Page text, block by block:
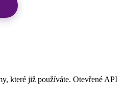
které již používáte. Otevřené API